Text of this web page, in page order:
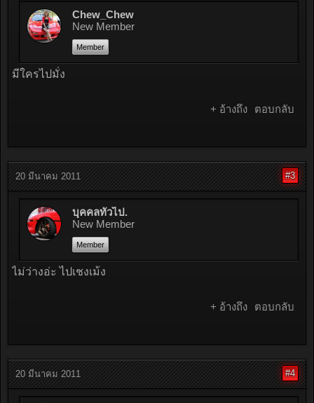
Chew_Chew
New Member
Member
มีใครไปมั่ง
+ อ้างถึง ตอบกลับ
20 มีนาคม 2011 #3
บุคคลทั่วไป.
New Member
Member
ไม่ว่างอ่ะ ไปเชงเม้ง
+ อ้างถึง ตอบกลับ
20 มีนาคม 2011 #4